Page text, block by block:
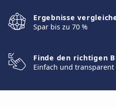
Ergebnisse
Spar bis zu 70 %
Finde den richtigen
Einfach und transparent